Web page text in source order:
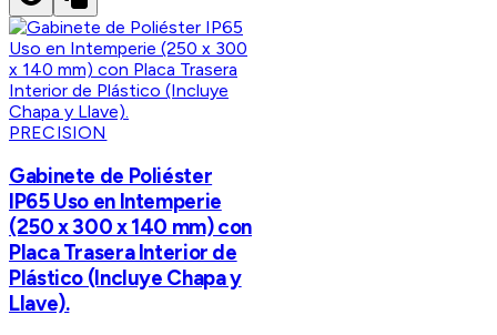
PRECISION
Gabinete de Poliéster
IP65 Uso en Intemperie
(250 x 300 x 140 mm) con
Placa Trasera Interior de
Plástico (Incluye Chapa y
Llave).